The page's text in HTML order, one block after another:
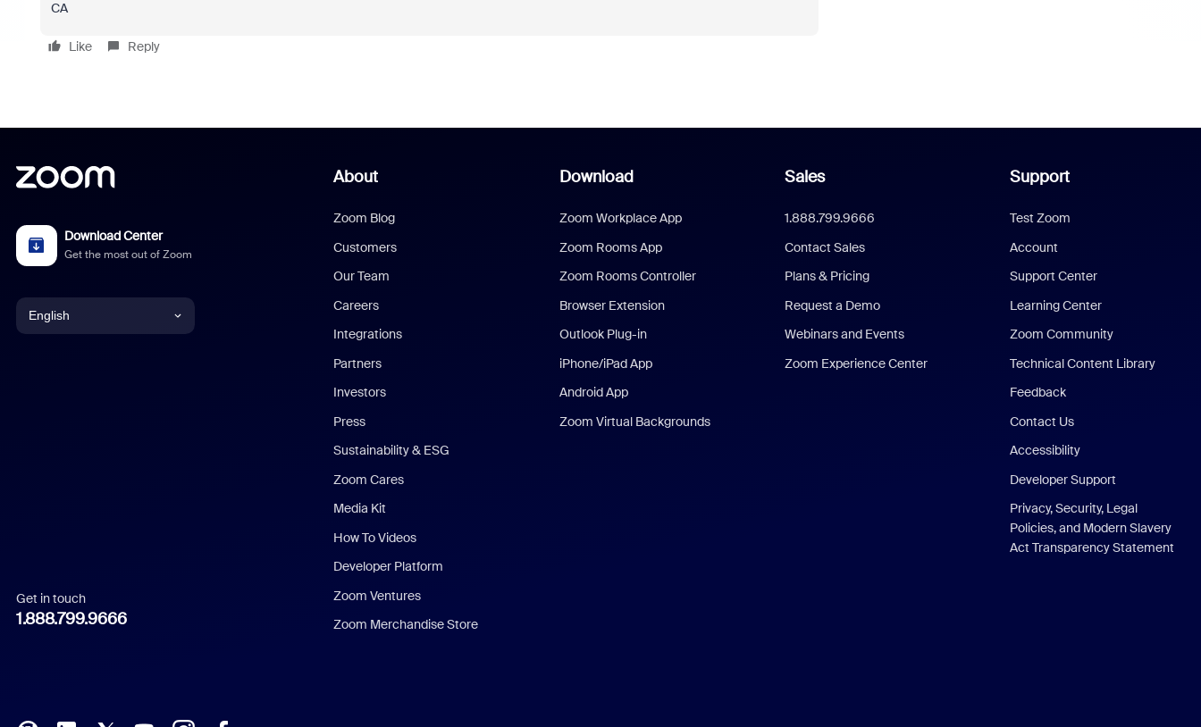
CA
Like Reply
Download Center
Get the most out of Zoom
English
Italian
Get in touch
1.888.799.9666
About
Zoom Blog
Customers
Our Team
Careers
Integrations
Partners
Investors
Press
Sustainability & ESG
Zoom Cares
Media Kit
How To Videos
Developer Platform
Zoom Ventures
Zoom Merchandise Store
Download
Zoom Workplace App
Zoom Rooms App
Zoom Rooms Controller
Browser Extension
Outlook Plug-in
iPhone/iPad App
Android App
Zoom Virtual Backgrounds
Sales
1.888.799.9666
Contact Sales
Plans & Pricing
Request a Demo
Webinars and Events
Zoom Experience Center
Support
Test Zoom
Account
Support Center
Learning Center
Zoom Community
Technical Content Library
Feedback
Contact Us
Accessibility
Developer Support
Privacy, Security, Legal
Policies, and Modern Slavery
Act Transparency Statement